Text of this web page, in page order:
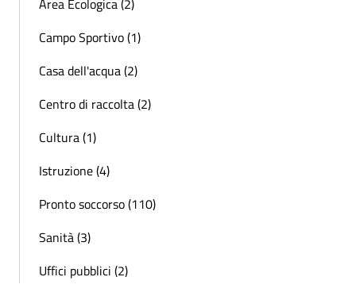
Campo Sportivo (1)
Casa dell'acqua (2)
Centro di raccolta (2)
Cultura (1)
Istruzione (4)
Pronto soccorso (110)
Sanità (3)
Uffici pubblici (2)